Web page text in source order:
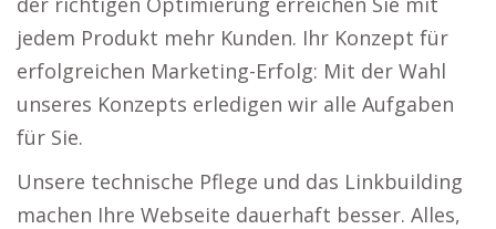
jedem Produkt mehr Kunden. Ihr Konzept für
erfolgreichen Marketing-Erfolg: Mit der Wahl
unseres Konzepts erledigen wir alle Aufgaben
für Sie.
Unsere technische Pflege und das Linkbuilding
machen Ihre Webseite dauerhaft besser. Alles,